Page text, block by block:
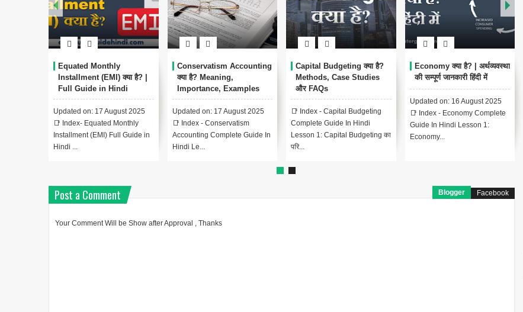
Equated Monthly
Installment (EMI) क्या है? |
Full Guide in Hindi
Updated on: 17 August 2025
📑 Index- Equated Monthly
Installment (EMI) Full Guide in
Hindi ...
Conservatism Accounting
क्या है? Meaning,
Importance, Examples
Updated on: 17 August 2025
📑 Index - Conservatism
Accounting Complete Guide In
Hindi Le...
Capital Budgeting क्या है?
Methods, Case Studies
और FAQs
📑 Index - Capital Budgeting
Complete Guide In Hindi
Lesson 1: Capital Budgeting का
परि...
Economy क्या है? | अर्थव्यवस्था
की सम्पूर्ण जानकारी हिंदी में
Updated on: 16 August 2025
📑 Index - Economy Complete
Guide In Hindi Lesson 1:
Economy...
Post a Comment Blogger Facebook
Your Comment Will be Show after Approval , Thanks